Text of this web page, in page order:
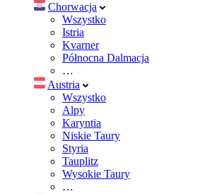
Chorwacja
Wszystko
Istria
Kvarner
Północna Dalmacja
…
Austria
Wszystko
Alpy
Karyntia
Niskie Taury
Styria
Tauplitz
Wysokie Taury
…